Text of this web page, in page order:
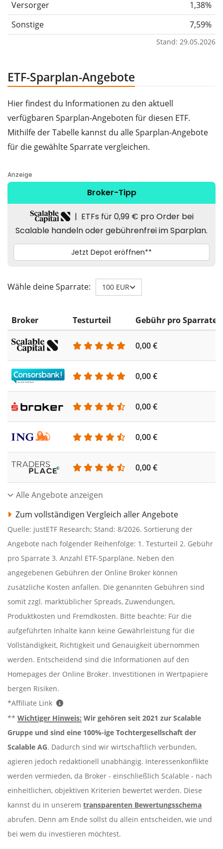
Versorger
1,38%
Sonstige
7,59%
Stand: 29.05.2026
ETF-Sparplan-Angebote
Hier findest du Informationen zu den aktuell
verfügbaren Sparplan-Angeboten für diesen ETF.
Mithilfe der Tabelle kannst du alle Sparplan-Angebote
für die gewählte Sparrate vergleichen.
Wähle deine Sparrate: 100 EUR
Broker Testurteil Gebühr pro Sparrate
0,00 €
0,00 €
0,00 €
0,00 €
0,00 €
Alle Angebote anzeigen
Zum vollständigen Vergleich aller Angebote
Quelle: justETF Research; Stand: 8/2026. Sortierung der
Angebote nach folgender Reihenfolge: 1. Testurteil 2. Gebühr
pro Sparrate 3. Anzahl ETF-Sparpläne. Neben den
angegebenen Gebühren der Online Broker können
zusätzliche Kosten anfallen. Die genannten Gebühren sind
somit zzgl. marktüblicher Spreads, Zuwendungen,
Produktkosten und Fremdkosten. Bitte beachte: Für die
aufgeführten Inhalte kann keine Gewährleistung für die
Vollständigkeit, Richtigkeit und Genauigkeit übernommen
werden. Entscheidend sind die Informationen auf den
Homepages der Online Broker. Investitionen in Wertpapiere
bergen Risiken.
*Affiliate Link
** Wichtiger Hinweis: Wir gehören seit 2021 zur Scalable
Gruppe und sind eine 100%-ige Tochtergesellschaft der
Scalable AG. Dadurch sind wir wirtschaftlich verbunden,
agieren jedoch redaktionell unabhängig. Interessenkonflikte
werden vermieden, da Broker - einschließlich Scalable - nach
einheitlichen, objektiven Kriterien bewertet werden. Diese
kannst du in unserem transparenten Bewertungsschema
abrufen. Denn am Ende sollst du allein entscheiden, wie und
bei wem du investieren möchtest.